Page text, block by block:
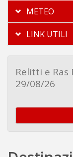
METEO
LINK UTILI
Relitti e
29/08/26